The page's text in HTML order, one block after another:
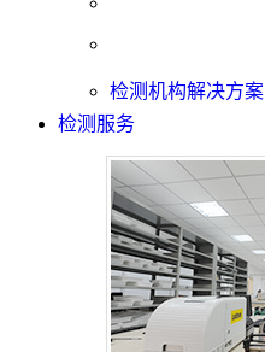
检测机构解决方案
检测服务